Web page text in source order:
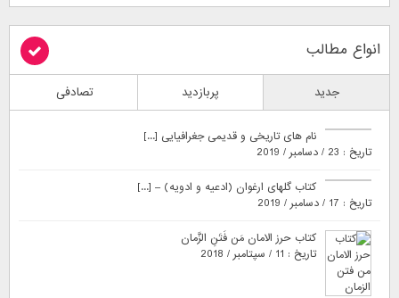
انواع مطالب
جدید پربازدید تصادفی
نام های تاریخی و قدیمی جغرافیایی [...]
تاریخ : 23 / دسامبر / 2019
کتاب گلهای ارغوان (ادعیه و ادویه) – [...]
تاریخ : 17 / دسامبر / 2019
کتاب حرز الامان مَن فَتَنِ الزَّمان
تاریخ : 11 / سپتامبر / 2018